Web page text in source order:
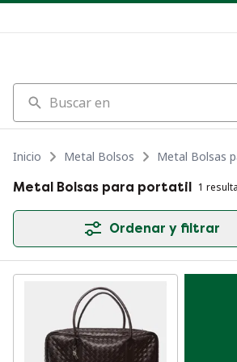
Buscar en
Inicio Metal Bolsos
Metal Bolsas
Metal Bolsas para portatil 1
Ordenar y filtrar